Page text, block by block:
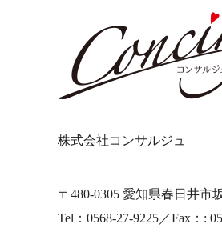
株式会社コンサルジュ
〒480-0305 愛知県春日井市
Tel：0568-27-9225／Fax：: